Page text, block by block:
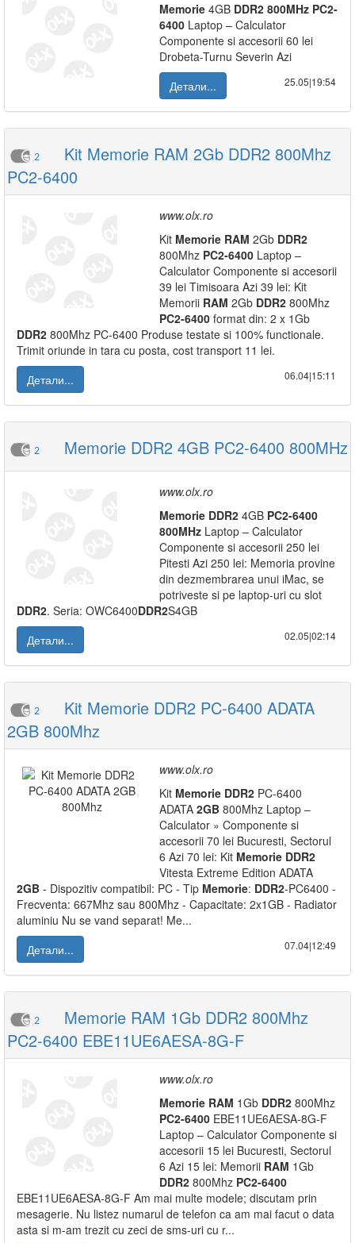
Memorie 4GB DDR2 800MHz PC2-
6400 Laptop – Calculator
Componente si accesorii 60 lei
Drobeta-Turnu Severin Azi
Детали...
25.05|19:54
2
Kit Memorie RAM 2Gb DDR2 800Mhz
PC2-6400
www.olx.ro
Kit Memorie RAM 2Gb DDR2
800Mhz PC2-6400 Laptop –
Calculator Componente si accesorii
39 lei Timisoara Azi 39 lei: Kit
Memorii RAM 2Gb DDR2 800Mhz
PC2-6400 format din: 2 x 1Gb
DDR2 800Mhz PC-6400 Produse testate si 100% functionale.
Trimit oriunde in tara cu posta, cost transport 11 lei.
Детали...
06.04|15:11
2 Memorie DDR2 4GB PC2-6400 800MHz
www.olx.ro
Memorie DDR2 4GB PC2-6400
800MHz Laptop – Calculator
Componente si accesorii 250 lei
Pitesti Azi 250 lei: Memoria provine
din dezmembrarea unui iMac, se
potriveste si pe laptop-uri cu slot
DDR2. Seria: OWC6400DDR2S4GB
Детали...
02.05|02:14
2
Kit Memorie DDR2 PC-6400 ADATA
2GB 800Mhz
www.olx.ro
Kit Memorie DDR2 PC-6400
ADATA 2GB 800Mhz Laptop –
Calculator » Componente si
accesorii 70 lei Bucuresti, Sectorul
6 Azi 70 lei: Kit Memorie DDR2
Vitesta Extreme Edition ADATA
2GB - Dispozitiv compatibil: PC - Tip Memorie: DDR2-PC6400 -
Frecventa: 667Mhz sau 800Mhz - Capacitate: 2x1GB - Radiator
aluminiu Nu se vand separat! Me...
Детали...
07.04|12:49
2
Memorie RAM 1Gb DDR2 800Mhz
PC2-6400 EBE11UE6AESA-8G-F
www.olx.ro
Memorie RAM 1Gb DDR2 800Mhz
PC2-6400 EBE11UE6AESA-8G-F
Laptop – Calculator Componente si
accesorii 15 lei Bucuresti, Sectorul
6 Azi 15 lei: Memorii RAM 1Gb
DDR2 800Mhz PC2-6400
EBE11UE6AESA-8G-F Am mai multe modele; discutam prin
mesagerie. Nu listez numarul de telefon ca am mai facut o data
asta si m-am trezit cu zeci de sms-uri cu r...